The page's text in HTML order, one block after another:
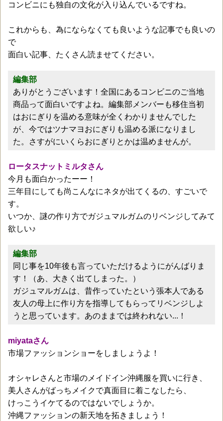
コンビニにも独自の文化が入り込んでいるですね。
これからも、為にならなくても良いような記事でも良いの
で
面白い記事、たくさん読ませてください。
編集部
ありがとうございます！全国にあるコンビニのご当地
商品って面白いですよね。編集部メンバーも移住当初
はおにぎりを温める意味が全くわかりませんでした
が、今ではツナマヨおにぎりも温める派になりまし
た。さすがにいくらおにぎりとかは温めませんが。
ロータスナットミルタさん
今月も面白かったーー！
三年目にしても尚こんなにネタが出てくるの、すごいで
す。
いつか、謎の作り方でガジュマルガムのリベンジしてみて
欲しい♪
編集部
同じ事を10年後も言っていただけるようにがんばりま
す！（あ、大きく出てしまった。）
ガジュマルガムは、昔作っていたという張本人である
友人の母上に作り方を指導してもらってリベンジしよ
うと思っています。あのままでは終われない...！
miyataさん
市場ファッションショーをしましょうよ！
オシャレさんと市場のメイドイン沖縄服を買いに行き、
美人さんがばっちメイクで真面目に着こなしたら、
けっこうイケてるのではないでしょうか。
沖縄ファッションの新天地を拓きましょう！